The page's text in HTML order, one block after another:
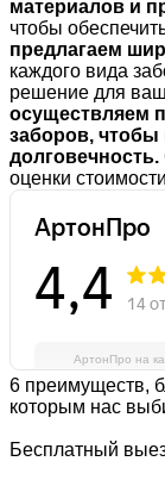
материалов и
чтобы
предлагаем
каждого вида
решение для
осуществляем
заборов, чтобы
долговечность.
оценки
АртонПро на
6 преимуществ,
которым нас
Бесплатный